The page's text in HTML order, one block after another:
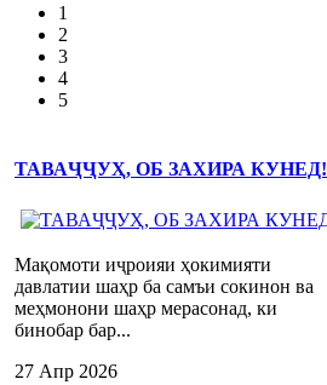
1
2
3
4
5
ТАВАҶҶУҲ, ОБ ЗАХИРА КУНЕД!
Мақомоти иҷроияи ҳокимияти
давлатии шаҳр ба самъи сокинон ва
меҳмонони шаҳр мерасонад, ки
бинобар бар...
27 Апр 2026